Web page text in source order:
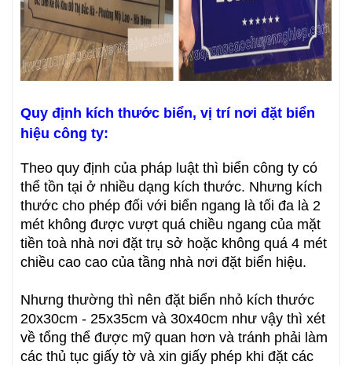
Quy định kích thước biển, vị trí nơi đặt biển
hiệu công ty:
Theo quy định của pháp luật thì biển công ty có
thể tồn tại ở nhiều dạng kích thước. Nhưng kích
thước cho phép đối với biển ngang là tối đa là 2
mét không được vượt quá chiều ngang của mặt
tiền toà nhà nơi đặt trụ sở hoặc không quá 4 mét
chiều cao cao của tầng nhà nơi đặt biển hiệu.
Nhưng thường thì nên đặt biển nhỏ kích thước
20x30cm - 25x35cm và 30x40cm như vậy thì xét
về tổng thể được mỹ quan hơn và tránh phải làm
các thủ tục giấy tờ và xin giấy phép khi đặt các